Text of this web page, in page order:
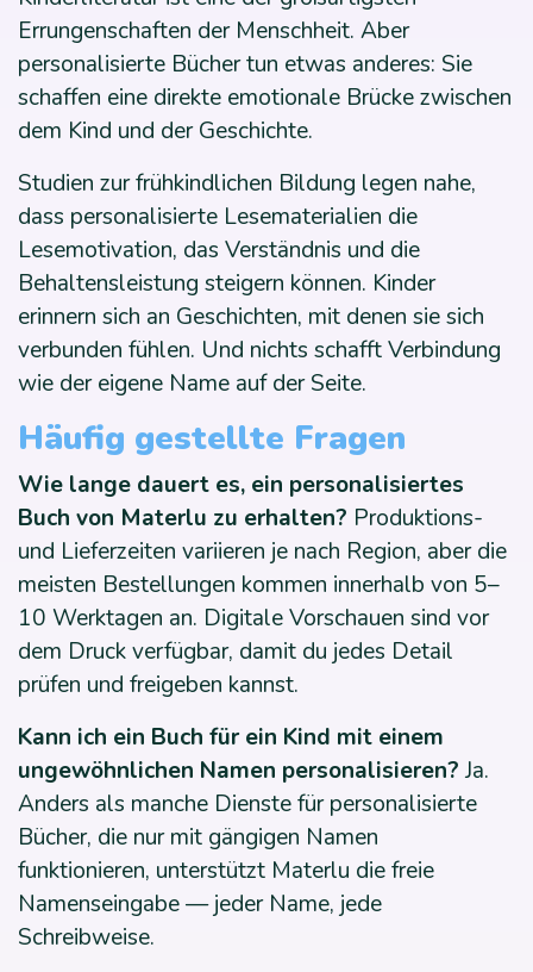
Errungenschaften der Menschheit. Aber
personalisierte Bücher tun etwas anderes: Sie
schaffen eine direkte emotionale Brücke zwischen
dem Kind und der Geschichte.
Studien zur frühkindlichen Bildung legen nahe,
dass personalisierte Lesematerialien die
Lesemotivation, das Verständnis und die
Behaltensleistung steigern können. Kinder
erinnern sich an Geschichten, mit denen sie sich
verbunden fühlen. Und nichts schafft Verbindung
wie der eigene Name auf der Seite.
Häufig gestellte Fragen
Wie lange dauert es, ein personalisiertes
Buch von Materlu zu erhalten? Produktions-
und Lieferzeiten variieren je nach Region, aber die
meisten Bestellungen kommen innerhalb von 5–
10 Werktagen an. Digitale Vorschauen sind vor
dem Druck verfügbar, damit du jedes Detail
prüfen und freigeben kannst.
Kann ich ein Buch für ein Kind mit einem
ungewöhnlichen Namen personalisieren? Ja.
Anders als manche Dienste für personalisierte
Bücher, die nur mit gängigen Namen
funktionieren, unterstützt Materlu die freie
Namenseingabe — jeder Name, jede
Schreibweise.